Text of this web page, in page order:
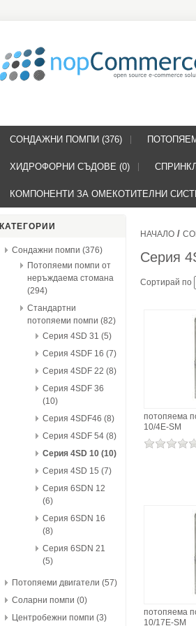
СОНДАЖНИ ПОМПИ (376)
ХИДРОФОРНИ СЪДОВЕ (0)
КОМПОНЕНТИ ЗА ОМЕКОТИТЕЛНИ
КАТЕГОРИИ
Сондажни помпи (376)
Потопяеми помпи от
неръждаема стомана
(294)
Стандартни
потопяеми помпи (82)
Серия 4SD 31 (5)
Серия 4SDF 16 (7)
Серия 4SDF 22 (8)
Серия 4SDF 36
(10)
Серия 4SDF46 (8)
Серия 4SDF 54 (8)
Серия 4SD 10 (10)
Серия 4SD 15 (7)
Серия 6SDN 12
(6)
Серия 6SDN 16
(8)
Серия 6SDN 21
(5)
Потопяеми двигатели (57)
Соларни помпи (0)
Центробежни помпи (3)
НАЧАЛО /
Серия
Сортирай по
потопяема
10/4E-SM
потопяема
10/17E-SM